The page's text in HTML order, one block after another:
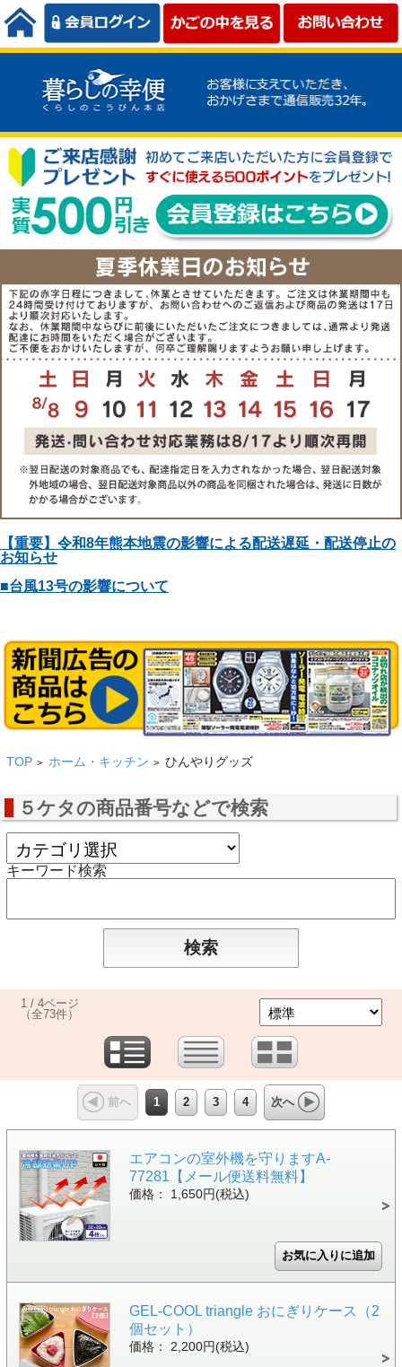
【重要】令和8年熊本地震の影響による配送遅延・配送停止の
お知らせ
■台風13号の影響について
TOP > ホーム・キッチン > ひんやりグッズ
５ケタの商品番号などで検索
キーワード検索
1 / 4ページ
（全73件）
前へ 1 2 3 4 次へ
エアコンの室外機を守りますA-
77281【メール便送料無料】
価格： 1,650円(税込)
GEL-COOL triangle おにぎりケース（2
個セット）
価格： 2,200円(税込)